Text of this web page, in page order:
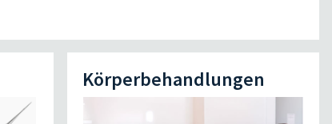
Körperbehandlungen